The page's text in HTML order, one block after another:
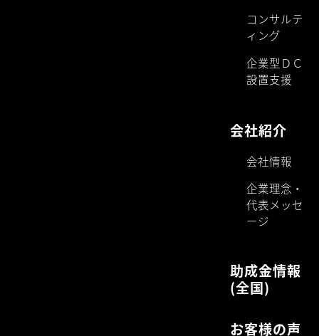
コンサルテ
ィング
企業型ＤＣ
設置支援
会社紹介
会社情報
企業理念・
代表メッセ
ージ
助成金情報
(全国)
お客様の声